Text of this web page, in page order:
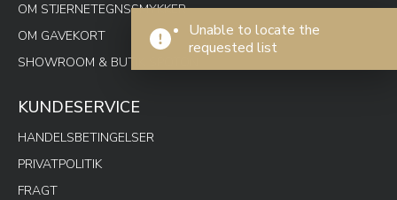
Unable to locate the
requested list
OM STJERNETEGNSSMYKKER
OM GAVEKORT
SHOWROOM & BUTIK SPOTON
KUNDESERVICE
HANDELSBETINGELSER
PRIVATPOLITIK
FRAGT